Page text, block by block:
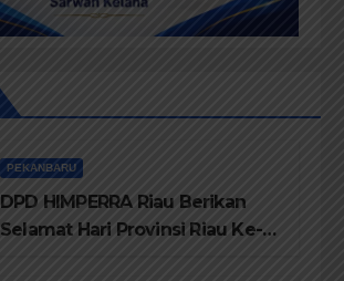
PEKANBARU
DPD HIMPERRA Riau Berikan
Selamat Hari Provinsi Riau Ke-